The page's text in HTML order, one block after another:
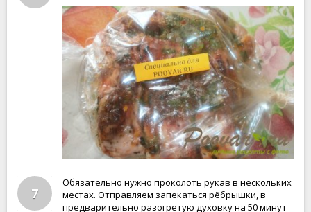
7
Обязательно нужно проколоть рукав в нескольких
местах. Отправляем запекаться рёбрышки, в
предварительно разогретую духовку на 50 минут